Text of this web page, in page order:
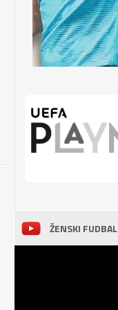
ŽENSKI FUDBAL